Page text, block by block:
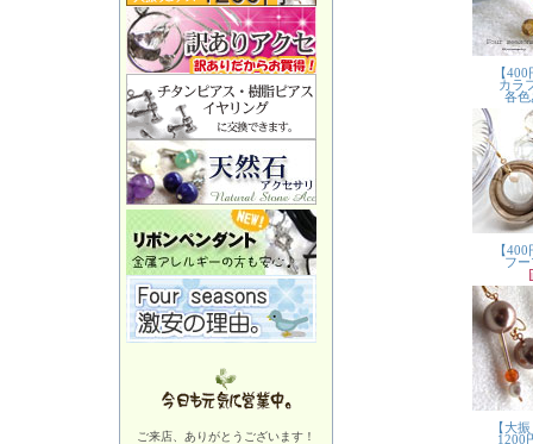
ご来店、ありがとうございます！